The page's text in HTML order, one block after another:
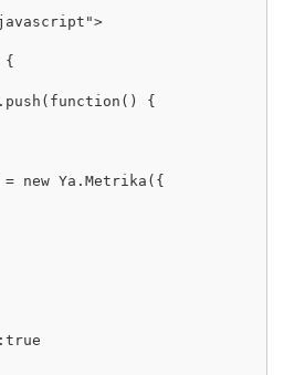
{
{
= new Ya.Metrika({